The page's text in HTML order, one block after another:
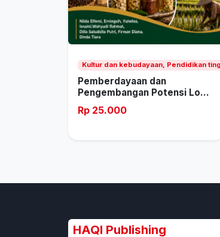
Kultur dan kebudayaan, Pendidikan
Pemberdayaan dan
Pengembangan Potensi Lo...
Rp 25.000
HAQI Publishing